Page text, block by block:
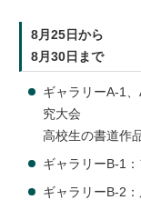
8月25日から
8月30日まで
ギャラリーA-1
究大会
高校生の書道作
ギャラリーB-1
ギャラリーB-2